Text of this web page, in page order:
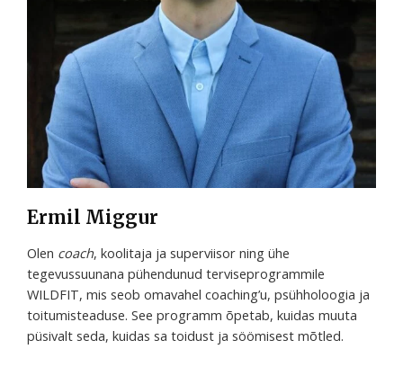
Ermil Miggur
Olen coach, koolitaja ja superviisor ning ühe
tegevussuunana pühendunud terviseprogrammile
WILDFIT, mis seob omavahel coaching’u, psühholoogia ja
toitumisteaduse. See programm õpetab, kuidas muuta
püsivalt seda, kuidas sa toidust ja söömisest mõtled.